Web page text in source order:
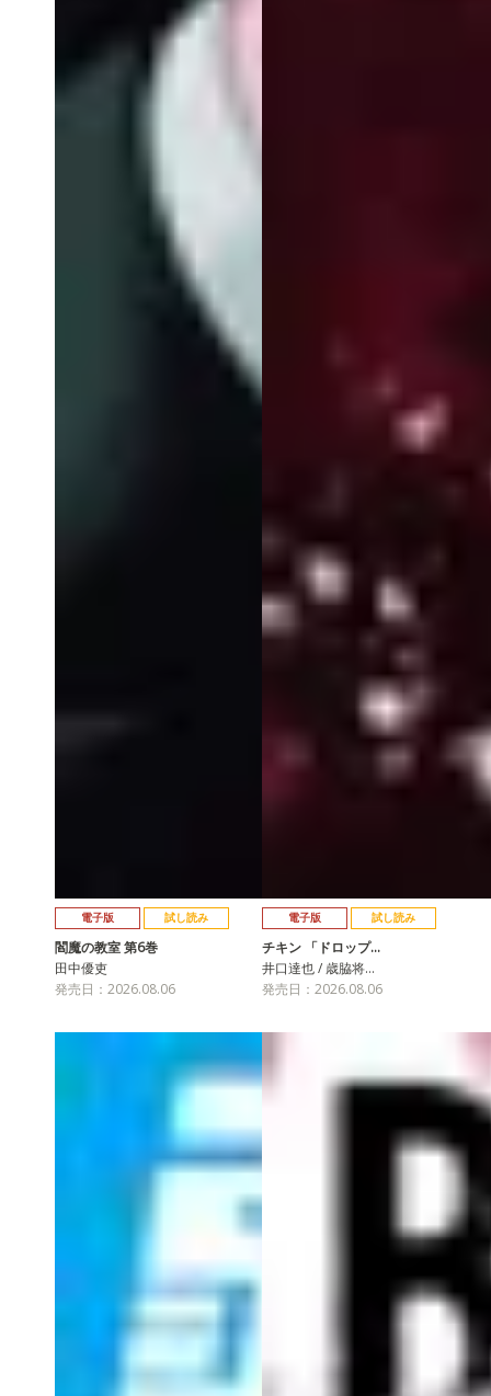
電子版 試し読み
閻魔の教室 第6巻
田中優吏
発売日：2026.08.06
電子版 試し読み
チキン 「ドロップ…
井口達也 / 歳脇将…
発売日：2026.08.06